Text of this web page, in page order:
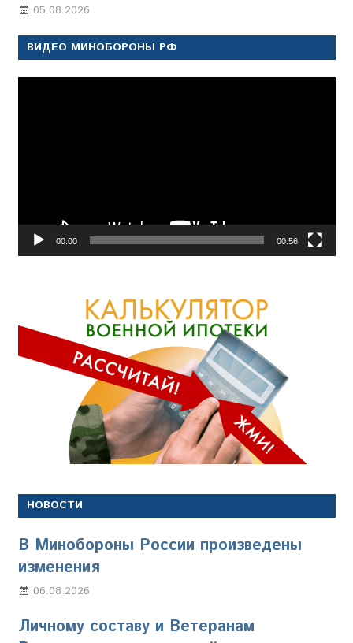
05.08.2026
ВИДЕО МИНОБОРОНЫ РФ
00:00 00:56
НОВОСТИ
В Минобороны России произведены
изменения
06.08.2026
Личному составу и Ветеранам